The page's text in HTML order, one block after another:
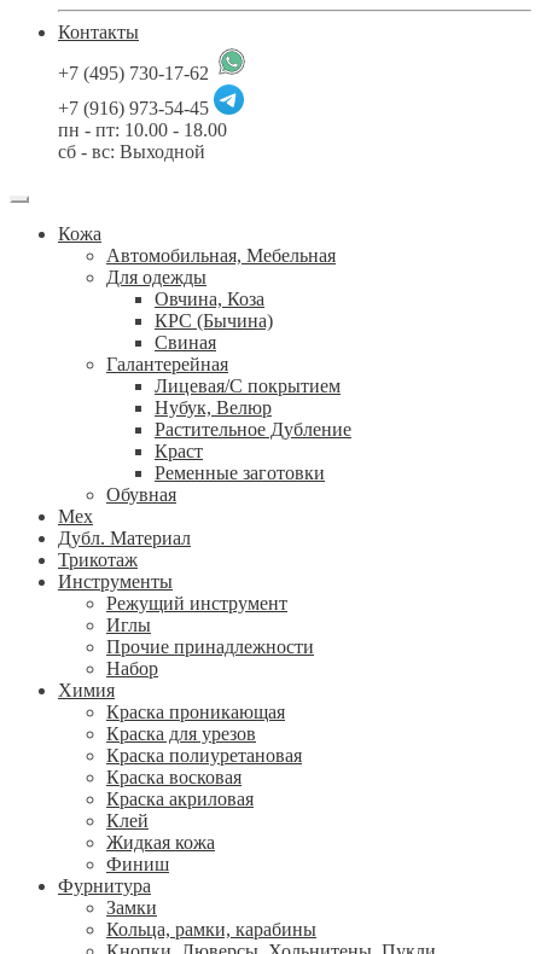
Контакты
+7 (495) 730-17-62
+7 (916) 973-54-45
пн - пт: 10.00 - 18.00
сб - вс: Выходной
Кожа
Автомобильная, Мебельная
Для одежды
Овчина, Коза
КРС (Бычина)
Свиная
Галантерейная
Лицевая/С покрытием
Нубук, Велюр
Растительное Дубление
Краст
Ременные заготовки
Обувная
Мех
Дубл. Материал
Трикотаж
Инструменты
Режущий инструмент
Иглы
Прочие принадлежности
Набор
Химия
Краска проникающая
Краска для урезов
Краска полиуретановая
Краска восковая
Краска акриловая
Клей
Жидкая кожа
Финиш
Фурнитура
Замки
Кольца, рамки, карабины